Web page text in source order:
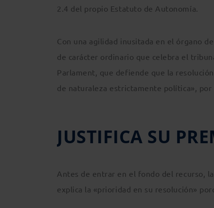
2.4 del propio Estatuto de Autonomía.
Con una agilidad inusitada en el órgano
de carácter ordinario que celebra el
Parlament, que defiende que la
de naturaleza estrictamente política»,
JUSTIFICA SU
Antes de entrar en el fondo del recurso,
explica la «prioridad en su resolución»